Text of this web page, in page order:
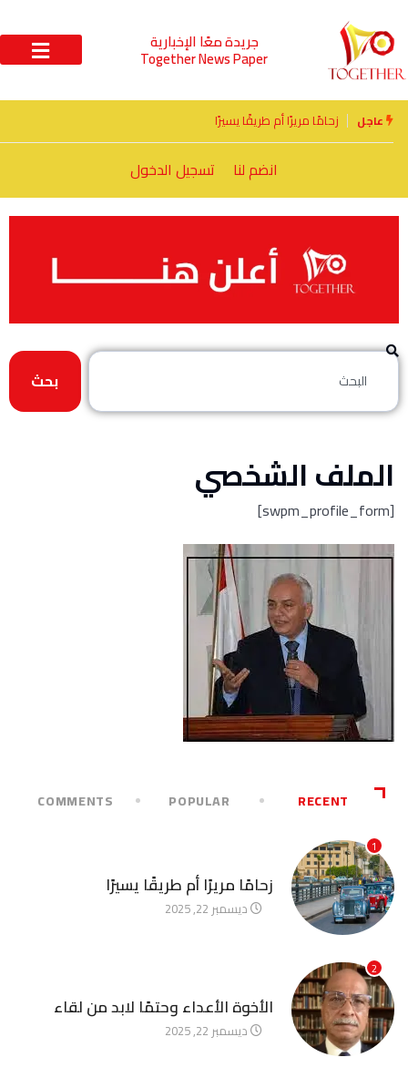
جريدة معًا الإخبارية
Together News Paper
عاجل زحامًا مريرًا أم طريقًا يسيرًا
انضم لنا تسجيل الدخول
بحث
الملف الشخصي
[swpm_profile_form]
RECENT
POPULAR
COMMENTS
1
زحامًا مريرًا أم طريقًا يسيرًا
ديسمبر 22, 2025
2
الأخوة الأعداء وحتمًا لابد من لقاء
ديسمبر 22, 2025